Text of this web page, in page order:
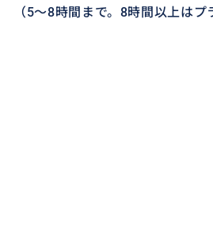
（5～8時間まで。8時間以上はプ